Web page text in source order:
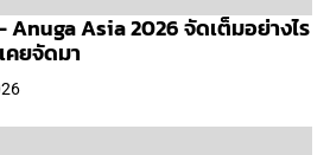
Anuga Asia 2026 จัดเต็มอย่างไร
คยจัดมา